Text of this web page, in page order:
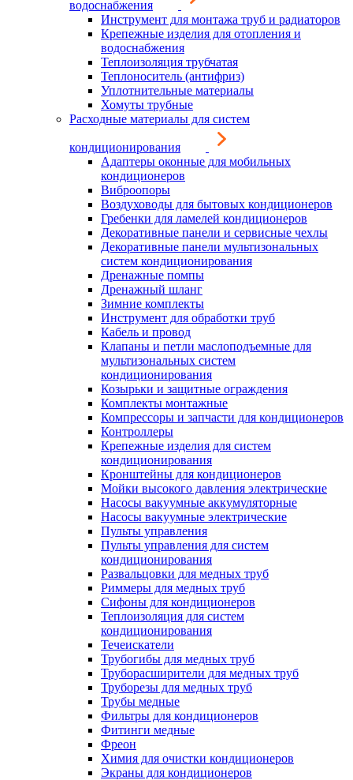
водоснабжения
Инструмент для монтажа труб и радиаторов
Крепежные изделия для отопления и
водоснабжения
Теплоизоляция трубчатая
Теплоноситель (антифриз)
Уплотнительные материалы
Хомуты трубные
Расходные материалы для систем
кондиционирования
Адаптеры оконные для мобильных
кондиционеров
Виброопоры
Воздуховоды для бытовых кондиционеров
Гребенки для ламелей кондиционеров
Декоративные панели и сервисные чехлы
Декоративные панели мультизональных
систем кондиционирования
Дренажные помпы
Дренажный шланг
Зимние комплекты
Инструмент для обработки труб
Кабель и провод
Клапаны и петли маслоподъемные для
мультизональных систем
кондиционирования
Козырьки и защитные ограждения
Комплекты монтажные
Компрессоры и запчасти для кондиционеров
Контроллеры
Крепежные изделия для систем
кондиционирования
Кронштейны для кондиционеров
Мойки высокого давления электрические
Насосы вакуумные аккумуляторные
Насосы вакуумные электрические
Пульты управления
Пульты управления для систем
кондиционирования
Развальцовки для медных труб
Риммеры для медных труб
Сифоны для кондиционеров
Теплоизоляция для систем
кондиционирования
Течеискатели
Трубогибы для медных труб
Труборасширители для медных труб
Труборезы для медных труб
Трубы медные
Фильтры для кондиционеров
Фитинги медные
Фреон
Химия для очистки кондиционеров
Экраны для кондиционеров